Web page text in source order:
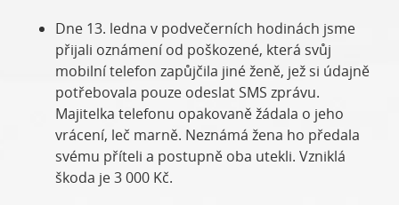
Dne 13. ledna v podvečerních hodinách jsme
přijali oznámení od poškozené, která svůj
mobilní telefon zapůjčila jiné ženě, jež si údajně
potřebovala pouze odeslat SMS zprávu.
Majitelka telefonu opakovaně žádala o jeho
vrácení, leč marně. Neznámá žena ho předala
svému příteli a postupně oba utekli. Vzniklá
škoda je 3 000 Kč.